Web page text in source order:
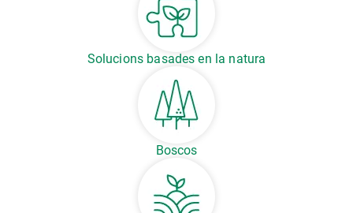
Solucions basades en la natura
Boscos